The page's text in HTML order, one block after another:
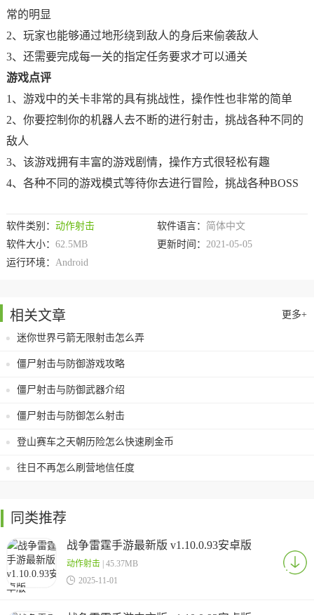
常的明显
2、玩家也能够通过地形绕到敌人的身后来偷袭敌人
3、还需要完成每一关的指定任务要求才可以通关
游戏点评
1、游戏中的关卡非常的具有挑战性，操作性也非常的简单
2、你要控制你的机器人去不断的进行射击，挑战各种不同的
敌人
3、该游戏拥有丰富的游戏剧情，操作方式很轻松有趣
4、各种不同的游戏模式等待你去进行冒险，挑战各种BOSS
软件类别： 动作射击 软件语言： 简体中文
软件大小： 62.5MB 更新时间： 2021-05-05
运行环境： Android
相关文章 更多+
迷你世界弓箭无限射击怎么弄
僵尸射击与防御游戏攻略
僵尸射击与防御武器介绍
僵尸射击与防御怎么射击
登山赛车之天朝历险怎么快速刷金币
往日不再怎么刷营地信任度
同类推荐
战争雷霆手游最新版 v1.10.0.93安卓版
动作射击| 45.37MB
 2025-11-01